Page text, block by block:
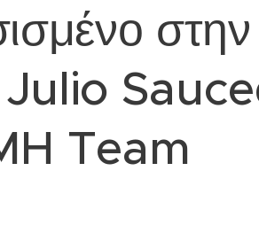
στην
Julio
Team